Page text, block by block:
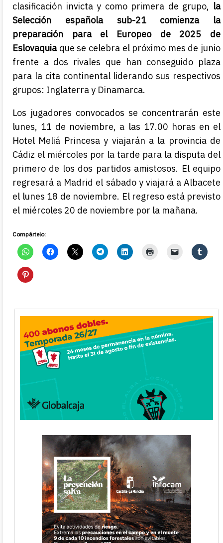
clasificación invicta y como primera de grupo, la
Selección española sub-21 comienza la
preparación para el Europeo de 2025 de
Eslovaquiaque se celebra el próximo mes de junio
frente a dos rivales que han conseguido plaza
para la cita continental liderando sus respectivos
grupos: Inglaterra y Dinamarca.
Los jugadores convocados se concentrarán este
lunes, 11 de noviembre, a las 17.00 horas en el
Hotel Meliá Princesa y viajarán a la provincia de
Cádiz el miércoles por la tarde para la disputa del
primero de los dos partidos amistosos. El equipo
regresará a Madrid el sábado y viajará a Albacete
el lunes 18 de noviembre. El regreso está previsto
el miércoles 20 de noviembre por la mañana.
Compártelo: